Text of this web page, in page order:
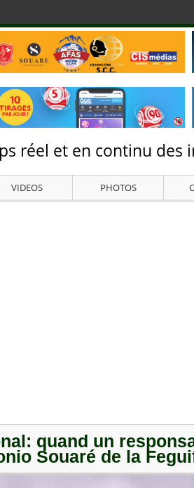
réel et en continu
VIDEOS PHOTOS
quand un
Souaré de la